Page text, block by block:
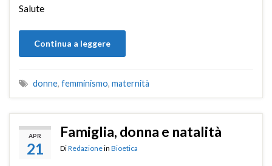
Salute
Continua a leggere
donne, femminismo, maternità
APR
21
Famiglia, donna e natalità
DiRedazionein Bioetica